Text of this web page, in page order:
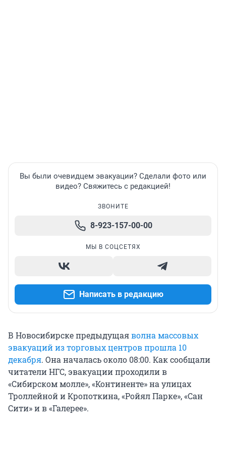
Вы были очевидцем эвакуации? Сделали фото или
видео? Свяжитесь с редакцией!
ЗВОНИТЕ
8-923-157-00-00
МЫ В СОЦСЕТЯХ
Написать в редакцию
В Новосибирске предыдущаяволна массовых
эвакуаций из торговых центров прошла 10
декабря. Она началась около 08:00. Как сообщали
читатели НГС, эвакуации проходили в
«Сибирском молле», «Континенте» на улицах
Троллейной и Кропоткина, «Ройял Парке», «Сан
Сити» и в «Галерее».